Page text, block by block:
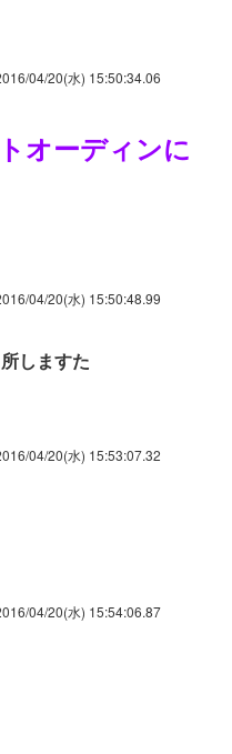
04/20(水) 15:50:34.06
オーディンに
04/20(水) 15:50:48.99
しますた
04/20(水) 15:53:07.32
04/20(水) 15:54:06.87